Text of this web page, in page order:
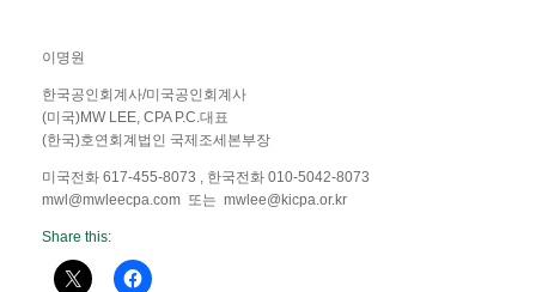
이명원
한국공인회계사/미국공인회계사
(미국)MW LEE, CPA P.C.대표
(한국)호연회계법인 국제조세본부장
미국전화 617-455-8073 , 한국전화 010-5042-8073
mwl@mwleecpa.com 또는 mwlee@kicpa.or.kr
Share this: